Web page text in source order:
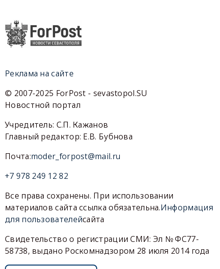
Реклама на сайте
© 2007-2025 ForPost - sevastopol.SU
Новостной портал
Учредитель: С.П. Кажанов
Главный редактор: Е.В. Бубнова
Почта:moder_forpost@mail.ru
+7 978 249 12 82
Все права сохранены. При использовании
материалов сайта ссылка обязательна.Информация
для пользователейсайта
Свидетельство о регистрации СМИ: Эл № ФС77-
58738, выдано Роскомнадзором 28 июля 2014 года